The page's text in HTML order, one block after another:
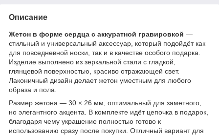
Описание
Жетон в форме сердца с аккуратной гравировкой —
стильный и универсальный аксессуар, который подойдёт как
для повседневной носки, так и в качестве особого подарка.
Изделие выполнено из зеркальной стали с гладкой,
глянцевой поверхностью, красиво отражающей свет.
Лаконичный дизайн делает жетон уместным для любого
образа и пола.
Размер жетона — 30 × 26 мм, оптимальный для заметного,
но элегантного акцента. В комплекте идёт цепочка в подарок,
благодаря чему украшение полностью готово к
использованию сразу после покупки. Отличный вариант для